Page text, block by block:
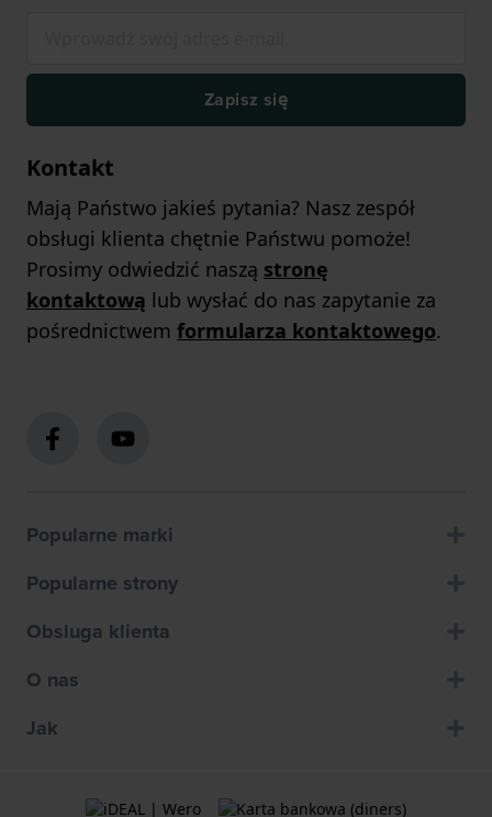
Zapisz się
Kontakt
Mają Państwo jakieś pytania? Nasz zespół
obsługi klienta chętnie Państwu pomoże!
Prosimy odwiedzić naszą stronę
kontaktową lub wysłać do nas zapytanie za
pośrednictwem formularza kontaktowego.
Popularne marki
Popularne strony
Obsluga klienta
O nas
Jak